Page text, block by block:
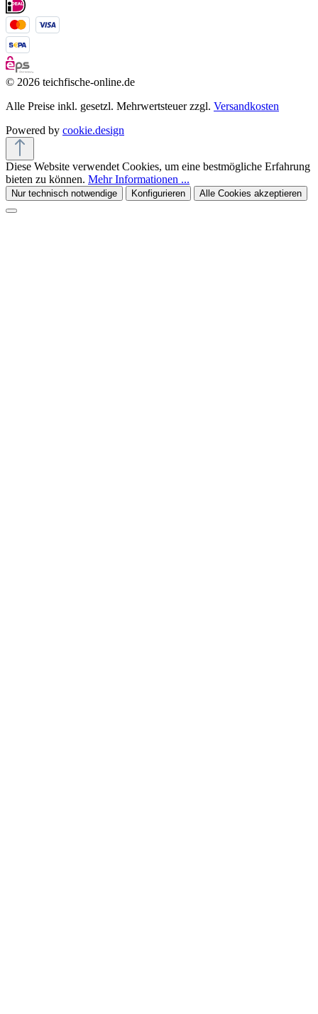
© 2026 teichfische-online.de
Alle Preise inkl. gesetzl. Mehrwertsteuer zzgl. Versandkosten
Powered by cookie.design
Diese Website verwendet Cookies, um eine bestmögliche Erfahrung
bieten zu können. Mehr Informationen ...
Nur technisch notwendige Konfigurieren Alle Cookies akzeptieren